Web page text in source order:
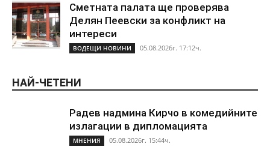
Сметната палата ще проверява
Делян Пеевски за конфликт на
интереси
ВОДЕЩИ НОВИНИ 05.08.2026г. 17:12ч.
НАЙ-ЧЕТЕНИ
Радев надмина Кирчо в комедийните
излагации в дипломацията
МНЕНИЯ 05.08.2026г. 15:44ч.